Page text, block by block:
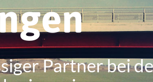
Partner bei